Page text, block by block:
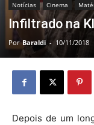
Notícias Cinema
Infiltrado na
Por Baraldi - 10/11/2018
Depois de um